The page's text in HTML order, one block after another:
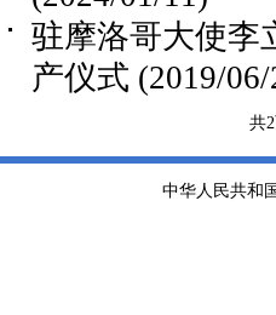
驻摩洛哥大使李
产仪式 (2019/
共
中华人民共和